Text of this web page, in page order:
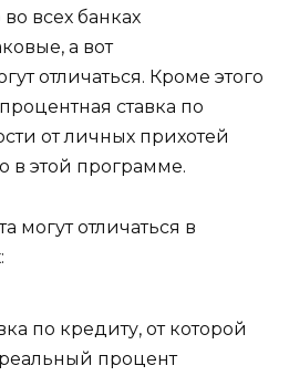
всех банках
а вот
отличаться. Кроме этого
ставка по
от личных прихотей
в этой программе.
могут отличаться в
по кредиту, от которой
процент